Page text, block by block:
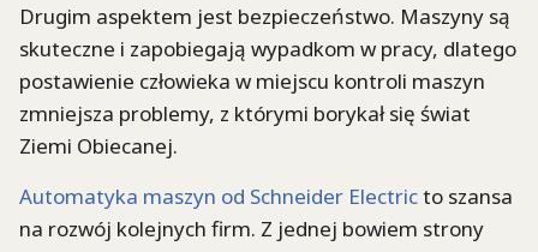
Drugim aspektem jest bezpieczeństwo. Maszyny są
skuteczne i zapobiegają wypadkom w pracy, dlatego
postawienie człowieka w miejscu kontroli maszyn
zmniejsza problemy, z którymi borykał się świat
Ziemi Obiecanej.
Automatyka maszyn od Schneider Electricto szansa
na rozwój kolejnych firm. Z jednej bowiem strony